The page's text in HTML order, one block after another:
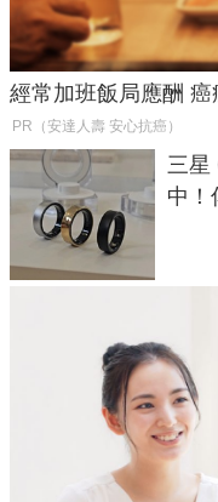
經常加班飯局應酬 癌
PR（安達人壽 安心抗癌）
三星
中！